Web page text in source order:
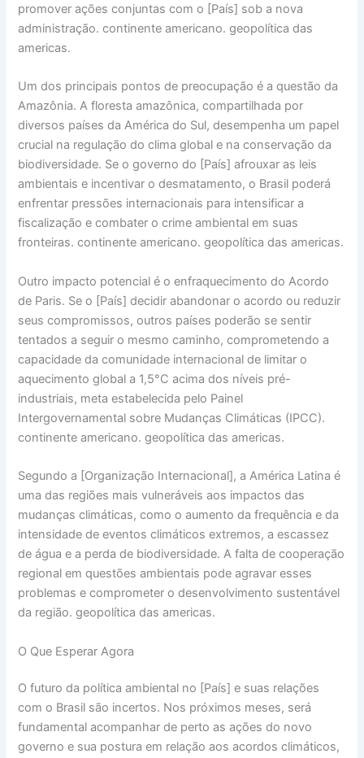
promover ações conjuntas com o [País] sob a nova
administração. continente americano. geopolítica das
americas.
Um dos principais pontos de preocupação é a questão da
Amazônia. A floresta amazônica, compartilhada por
diversos países da América do Sul, desempenha um papel
crucial na regulação do clima global e na conservação da
biodiversidade. Se o governo do [País] afrouxar as leis
ambientais e incentivar o desmatamento, o Brasil poderá
enfrentar pressões internacionais para intensificar a
fiscalização e combater o crime ambiental em suas
fronteiras. continente americano. geopolítica das americas.
Outro impacto potencial é o enfraquecimento do Acordo
de Paris. Se o [País] decidir abandonar o acordo ou reduzir
seus compromissos, outros países poderão se sentir
tentados a seguir o mesmo caminho, comprometendo a
capacidade da comunidade internacional de limitar o
aquecimento global a 1,5°C acima dos níveis pré-
industriais, meta estabelecida pelo Painel
Intergovernamental sobre Mudanças Climáticas (IPCC).
continente americano. geopolítica das americas.
Segundo a [Organização Internacional], a América Latina é
uma das regiões mais vulneráveis aos impactos das
mudanças climáticas, como o aumento da frequência e da
intensidade de eventos climáticos extremos, a escassez
de água e a perda de biodiversidade. A falta de cooperação
regional em questões ambientais pode agravar esses
problemas e comprometer o desenvolvimento sustentável
da região. geopolítica das americas.
O Que Esperar Agora
O futuro da política ambiental no [País] e suas relações
com o Brasil são incertos. Nos próximos meses, será
fundamental acompanhar de perto as ações do novo
governo e sua postura em relação aos acordos climáticos,